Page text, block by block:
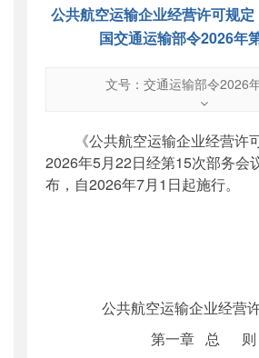
公共航空运输企业经营许可规
国交通运输部令2026年
文号：交通运输部令2026
交通运输部令2026年
公开日期：2026年06月11日
主题词：
公共航空;运输企
《公共航空运输企业经营许
2026年5月22日经第15次部务会
布，自2026年7月1日起施行。
公共航空运输企业经营
第一章 总 则